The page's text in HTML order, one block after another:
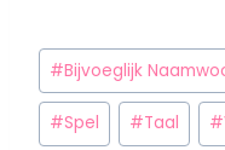
#Bijvoeglijk
#Spel #Taal #